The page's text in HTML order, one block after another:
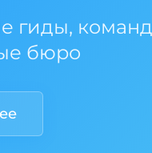
гиды,
бюро